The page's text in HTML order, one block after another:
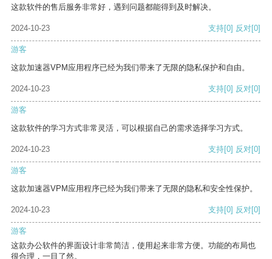
这款软件的售后服务非常好，遇到问题都能得到及时解决。
2024-10-23 支持[0] 反对[0]
游客
这款加速器VPM应用程序已经为我们带来了无限的隐私保护和自由。
2024-10-23 支持[0] 反对[0]
游客
这款软件的学习方式非常灵活，可以根据自己的需求选择学习方式。
2024-10-23 支持[0] 反对[0]
游客
这款加速器VPM应用程序已经为我们带来了无限的隐私和安全性保护。
2024-10-23 支持[0] 反对[0]
游客
这款办公软件的界面设计非常简洁，使用起来非常方便。功能的布局也
很合理，一目了然。